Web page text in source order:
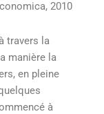
2010
travers la
manière la
en pleine
à